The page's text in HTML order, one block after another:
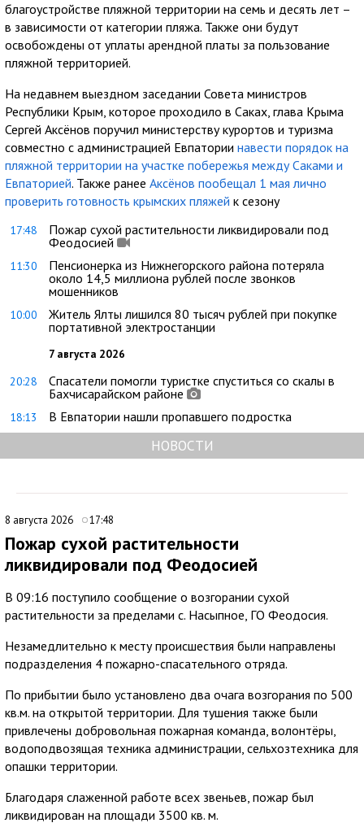
благоустройстве пляжной территории на семь и десять лет –
в зависимости от категории пляжа. Также они будут
освобождены от уплаты арендной платы за пользование
пляжной территорией.
На недавнем выездном заседании Совета министров
Республики Крым, которое проходило в Саках, глава Крыма
Сергей Аксёнов поручил министерству курортов и туризма
совместно с администрацией Евпатории навести порядок на
пляжной территории на участке побережья между Саками и
Евпаторией. Также ранее Аксёнов пообещал 1 мая лично
проверить готовность крымских пляжей к сезону
17:48
Пожар сухой растительности ликвидировали под
Феодосией
11:30
Пенсионерка из Нижнегорского района потеряла
около 14,5 миллиона рублей после звонков
мошенников
10:00
Житель Ялты лишился 80 тысяч рублей при покупке
портативной электростанции
7 августа 2026
20:28
Спасатели помогли туристке спуститься со скалы в
Бахчисарайском районе
18:13 В Евпатории нашли пропавшего подростка
НОВОСТИ
8 августа 2026 17:48
Пожар сухой растительности
ликвидировали под Феодосией
В 09:16 поступило сообщение о возгорании сухой
растительности за пределами с. Насыпное, ГО Феодосия.
Незамедлительно к месту происшествия были направлены
подразделения 4 пожарно-спасательного отряда.
По прибытии было установлено два очага возгорания по 500
кв.м. на открытой территории. Для тушения также были
привлечены добровольная пожарная команда, волонтёры,
водоподвозящая техника администрации, сельхозтехника для
опашки территории.
Благодаря слаженной работе всех звеньев, пожар был
ликвидирован на площади 3500 кв. м.